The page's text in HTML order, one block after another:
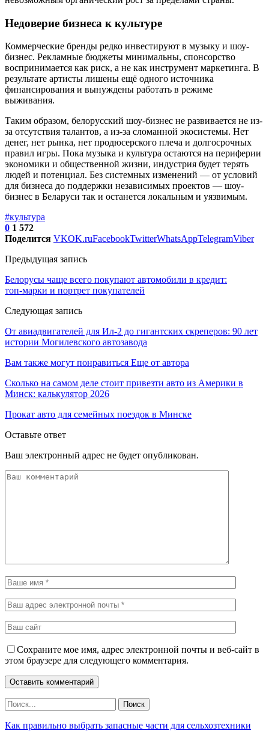
Недоверие бизнеса к культуре
Коммерческие бренды редко инвестируют в музыку и шоу-
бизнес. Рекламные бюджеты минимальны, спонсорство
воспринимается как риск, а не как инструмент маркетинга. В
результате артисты лишены ещё одного источника
финансирования и вынуждены работать в режиме
выживания.
Таким образом, белорусский шоу-бизнес не развивается не из-
за отсутствия талантов, а из-за сломанной экосистемы. Нет
денег, нет рынка, нет продюсерского плеча и долгосрочных
правил игры. Пока музыка и культура остаются на периферии
экономики и общественной жизни, индустрия будет терять
людей и потенциал. Без системных изменений — от условий
для бизнеса до поддержки независимых проектов — шоу-
бизнес в Беларуси так и останется локальным и уязвимым.
#культура
0 1 572
Поделится VKOK.ruFacebookTwitterWhatsAppTelegramViber
Предыдущая запись
Белорусы чаще всего покупают автомобили в кредит:
топ‑марки и портрет покупателей
Следующая запись
От авиадвигателей для Ил-2 до гигантских скреперов: 90 лет
истории Могилевского автозавода
Вам также могут понравиться Еще от автора
Сколько на самом деле стоит привезти авто из Америки в
Минск: калькулятор 2026
Прокат авто для семейных поездок в Минске
Оставьте ответ
Ваш электронный адрес не будет опубликован.
Сохраните мое имя, адрес электронной почты и веб-сайт в
этом браузере для следующего комментария.
Как правильно выбрать запасные части для сельхозтехники